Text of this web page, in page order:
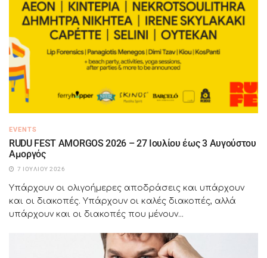
EVENTS
RUDU FEST AMORGOS 2026 – 27 Ιουλίου έως 3 Αυγούστου
Αμοργός
7 ΙΟΥΛΊΟΥ 2026
Υπάρχουν οι ολιγοήμερες αποδράσεις και υπάρχουν
και οι διακοπές. Υπάρχουν οι καλές διακοπές, αλλά
υπάρχουν και οι διακοπές που μένουν...